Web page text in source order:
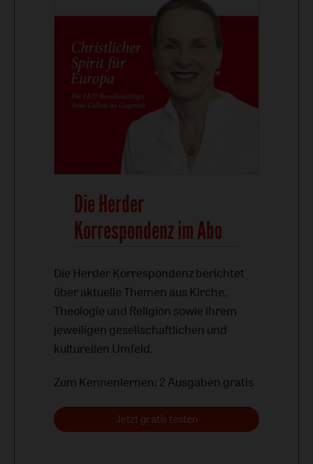
Die Herder
Korrespondenz im Abo
Die Herder Korrespondenz berichtet
über aktuelle Themen aus Kirche,
Theologie und Religion sowie ihrem
jeweiligen gesellschaftlichen und
kulturellen Umfeld.
Zum Kennenlernen: 2 Ausgaben gratis
Jetzt gratis testen